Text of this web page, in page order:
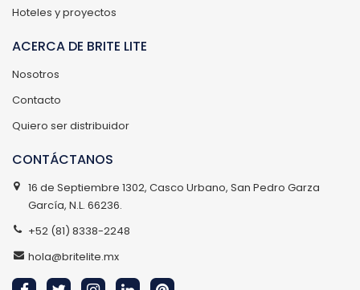
Hoteles y proyectos
ACERCA DE BRITE LITE
Nosotros
Contacto
Quiero ser distribuidor
CONTÁCTANOS
16 de Septiembre 1302, Casco Urbano, San Pedro Garza
García, N.L. 66236.
+52 (81) 8338-2248
hola@britelite.mx